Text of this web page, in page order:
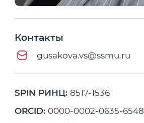
Контакты
gusakova.vs@ssmu.ru
SPIN РИНЦ:8517-1536
ORCID: 0000-0002-0635-6548